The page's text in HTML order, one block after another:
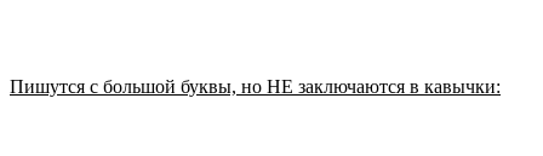
Пишутся с большой буквы, но НЕ заключаются в кавычки: